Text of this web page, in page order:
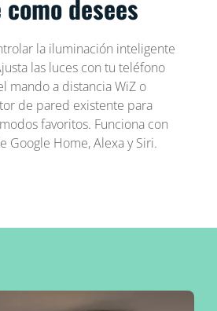
desees
la iluminación inteligente
las luces con tu teléfono
mando a distancia WiZ o
de pared existente para
favoritos. Funciona con
Google Home, Alexa y Siri.